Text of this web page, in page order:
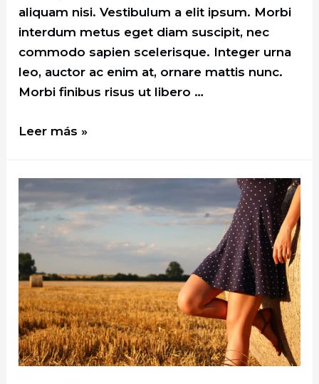
aliquam nisi. Vestibulum a elit ipsum. Morbi
interdum metus eget diam suscipit, nec
commodo sapien scelerisque. Integer urna
leo, auctor ac enim at, ornare mattis nunc.
Morbi finibus risus ut libero …
What
Businessman
Style
Look
Like
Leer más »